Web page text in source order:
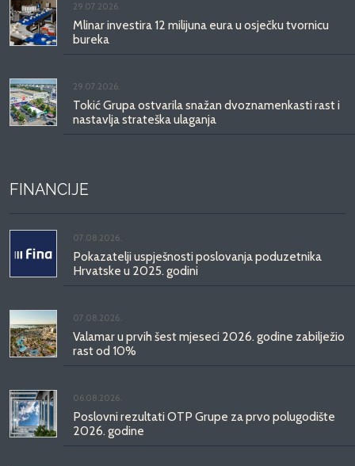
29.07.2026.
Mlinar investira 12 milijuna eura u osječku tvornicu
bureka
29.07.2026.
Tokić Grupa ostvarila snažan dvoznamenkasti rast i
nastavlja strateška ulaganja
FINANCIJE
07.08.2026.
Pokazatelji uspješnosti poslovanja poduzetnika
Hrvatske u 2025. godini
07.08.2026.
Valamar u prvih šest mjeseci 2026. godine zabilježio
rast od 10%
06.08.2026.
Poslovni rezultati OTP Grupe za prvo polugodište
2026. godine